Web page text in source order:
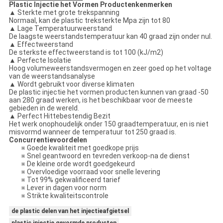
Plastic Injectie het Vormen Productenkenmerken
▲ Sterkte met grote trekspanning
Normaal, kan de plastic treksterkte Mpa zijn tot 80
▲ Lage Temperatuurweerstand
De laagste weerstandstemperatuur kan 40 graad zijn onder nul.
▲ Effectweerstand
De sterkste effectweerstand is tot 100 (kJ/m2)
▲ Perfecte Isolatie
Hoog volumeweerstandsvermogen en zeer goed op het voltage
van de weerstandsanalyse
▲ Wordt gebruikt voor diverse klimaten
De plastic injectie het vormen producten kunnen van graad -50
aan 280 graad werken, is het beschikbaar voor de meeste
gebieden in de wereld.
▲ Perfect Hittebestendig Bezit
Het werk onophoudelijk onder 150 graadtemperatuur, en is niet
misvormd wanneer de temperatuur tot 250 graad is.
Concurrentievoordelen
※ Goede kwaliteit met goedkope prijs
※ Snel geantwoord en tevreden verkoop-na de dienst
※ De kleine orde wordt goedgekeurd
※ Overvloedige voorraad voor snelle levering
※ Tot 99% gekwalificeerd tarief
※ Lever in dagen voor norm
※ Strikte kwaliteitscontrole
de plastic delen van het injectieafgietsel